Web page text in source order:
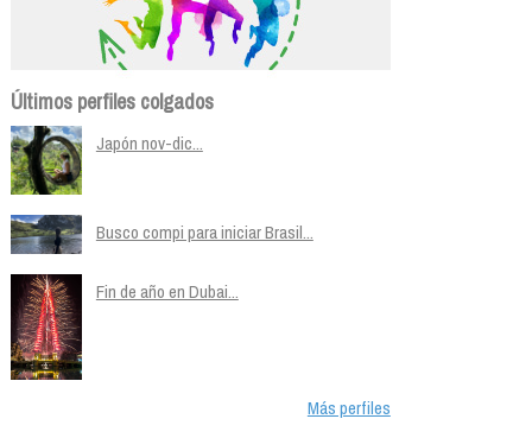
Últimos perfiles colgados
Japón nov-dic...
Busco compi para iniciar Brasil...
Fin de año en Dubai...
Más perfiles